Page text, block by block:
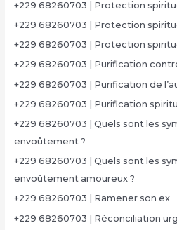
+229 68260703 | Protection
+229 68260703 | Protection
+229 68260703 | Protection
+229 68260703 | Purification
+229 68260703 | Purification de
+229 68260703 | Purification
+229 68260703 | Quels sont les
envoûtement ?
+229 68260703 | Quels sont les
envoûtement amoureux ?
+229 68260703 | Ramener son ex
+229 68260703 | Réconciliation